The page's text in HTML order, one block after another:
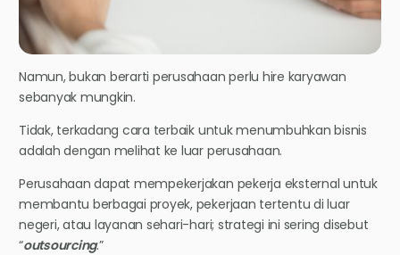
Namun, bukan berarti perusahaan perlu hire karyawan
sebanyak mungkin.
Tidak, terkadang cara terbaik untuk menumbuhkan bisnis
adalah dengan melihat ke luar perusahaan.
Perusahaan dapat mempekerjakan pekerja eksternal untuk
membantu berbagai proyek, pekerjaan tertentu di luar
negeri, atau layanan sehari-hari; strategi ini sering disebut
“outsourcing.”